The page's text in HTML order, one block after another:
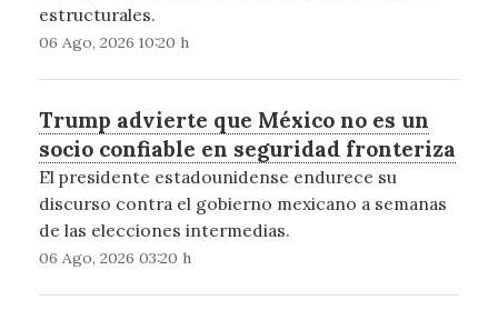
estructurales.
06 Ago, 2026 10:20 h
Trump advierte que México no es un
socio confiable en seguridad fronteriza
El presidente estadounidense endurece su
discurso contra el gobierno mexicano a semanas
de las elecciones intermedias.
06 Ago, 2026 03:20 h